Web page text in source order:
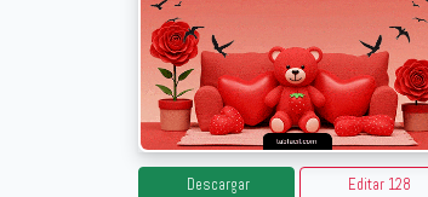
Descargar Editar 128